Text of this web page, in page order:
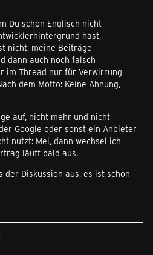
Du schon Englisch nicht
hast,
nicht, meine Beiträge
dann auch noch falsch
im Thread nur für Verwirrung
dem Motto: Keine Ahnung,
auf, nicht mehr und nicht
Google oder sonst ein Anbieter
nutzt: Mei, dann wechsel ich
läuft bald aus.
Diskussion aus, es ist schon